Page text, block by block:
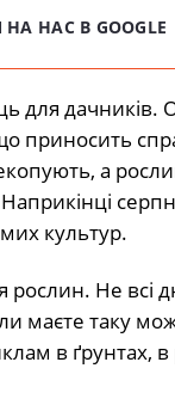
НАС В GOOGLE
дачників.
приносить
а
Наприкінці
культур.
рослин. Не всі
маєте таку
в ґрунтах, в